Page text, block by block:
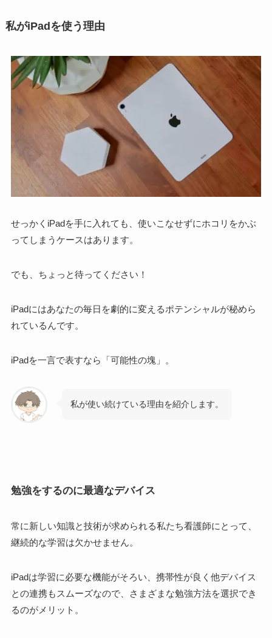
私がiPadを使う理由
せっかくiPadを手に入れても、使いこなせずにホコリをかぶ
ってしまうケースはあります。
でも、ちょっと待ってください！
iPadにはあなたの毎日を劇的に変えるポテンシャルが秘めら
れているんです。
iPadを一言で表すなら 「可能性の塊」 。
私が使い続けている理由を紹介します。
勉強をするのに最適なデバイス
常に新しい知識と技術が求められる私たち看護師にとって、
継続的な学習は欠かせません。
iPadは学習に必要な機能がそろい、携帯性が良く他デバイス
との連携もスムーズなので、さまざまな勉強方法を選択でき
るのがメリット 。